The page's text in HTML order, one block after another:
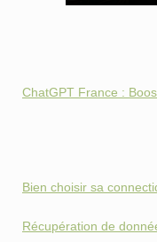
ChatGPT France :
Bien choisir sa
Récupération de